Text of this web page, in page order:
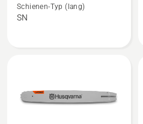
Force
Schienen-Typ (lang)
SN